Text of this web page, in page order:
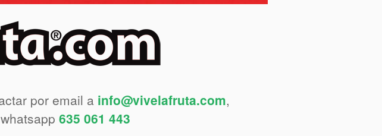
por email a info@vivelafruta.com,
635 061 443